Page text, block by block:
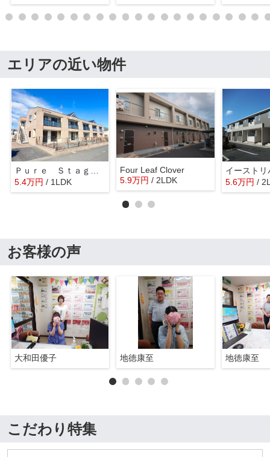
エリアの近い物件
5.4万円 / 1LDK
Four Leaf Clover
5.9万円 / 2LDK
イースト
5.6万円 /
お客様の声
大和田優子 地徳康至 地徳康至
こだわり特集